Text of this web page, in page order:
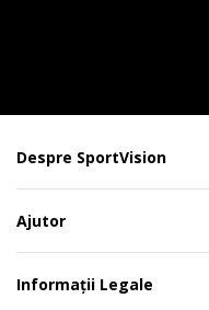
Despre SportVision
Ajutor
Informații Legale